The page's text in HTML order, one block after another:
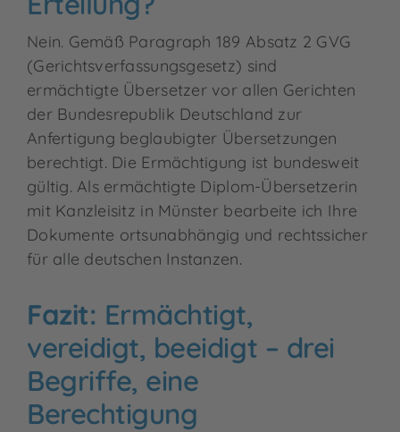
Nein. Gemäß Paragraph 189 Absatz 2 GVG
(Gerichtsverfassungsgesetz) sind
ermächtigte Übersetzer vor allen Gerichten
der Bundesrepublik Deutschland zur
Anfertigung beglaubigter Übersetzungen
berechtigt. Die Ermächtigung ist bundesweit
gültig. Als ermächtigte Diplom-Übersetzerin
mit Kanzleisitz in Münster bearbeite ich Ihre
Dokumente ortsunabhängig und rechtssicher
für alle deutschen Instanzen.
Fazit: Ermächtigt,
vereidigt, beeidigt – drei
Begriffe, eine
Berechtigung